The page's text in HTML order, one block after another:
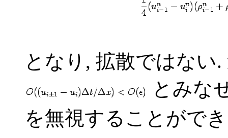
となり, 拡散ではない
とみな
を無視することがで